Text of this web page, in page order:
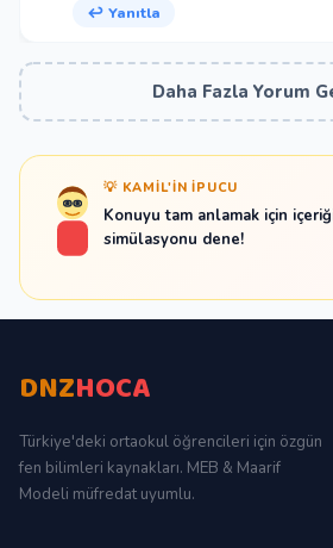
↩ Yanıtla
Daha Fazla Yorum
💡 KAMIL'IN İPUCU
Konuyu tam anlamak için
simülasyonu dene!
DNZHOCA
Türkiye'deki ortaokul öğrencileri için özgün
fen bilimleri kaynakları. MEB & Maarif
Modeli müfredat uyumlu.